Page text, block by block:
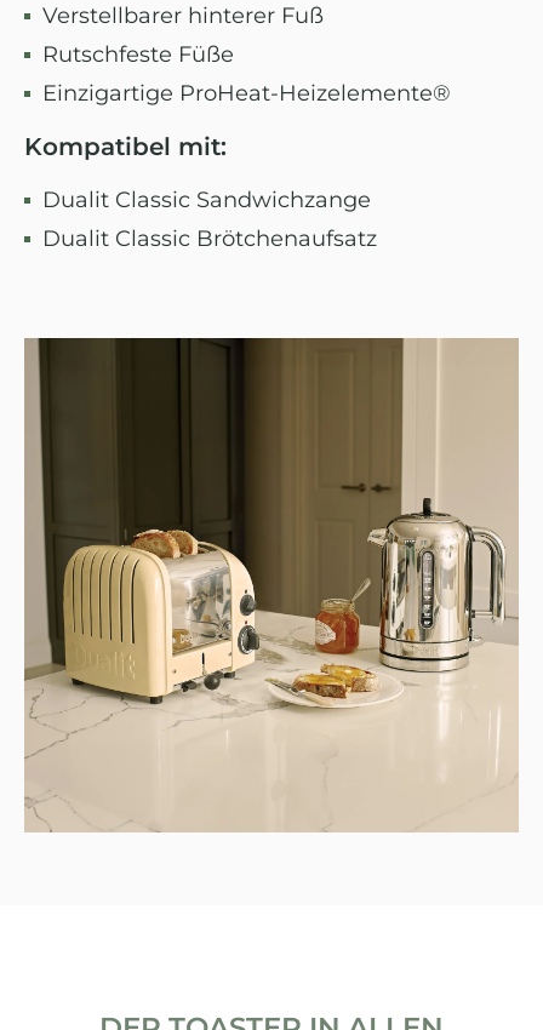
Verstellbarer hinterer Fuß
Rutschfeste Füße
Einzigartige ProHeat-Heizelemente®
Kompatibel mit:
Dualit Classic Sandwichzange
Dualit Classic Brötchenaufsatz